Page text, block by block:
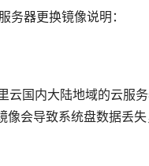
器更换镜像说明：
云国内大陆地域的云服
会导致系统盘数据丢